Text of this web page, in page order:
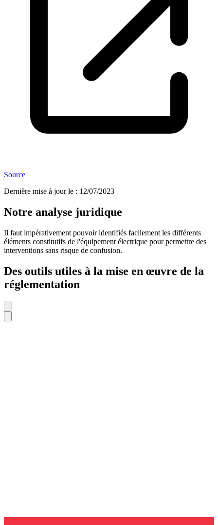
Source
Dernière mise à jour le : 12/07/2023
Notre analyse juridique
Il faut impérativement pouvoir identifiés facilement les différents
éléments constitutifs de l'équipement électrique pour permettre des
interventions sans risque de confusion.
Des outils utiles à la mise en œuvre de la
réglementation